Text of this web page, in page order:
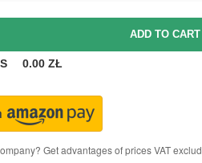
0.00 ZŁ
Get advantages of prices VAT